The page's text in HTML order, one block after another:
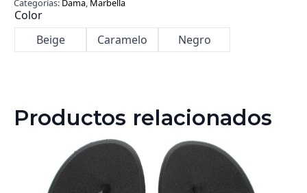
Categorías: Dama, Marbella
Color
Beige
Caramelo Negro
Productos relacionados